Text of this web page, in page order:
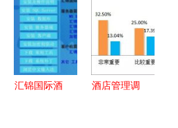
漱解决方案
新典范
典型案例公
布聚焦酒店
管理行业
汇锦国际酒
酒店管理调